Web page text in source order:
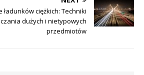
ciężkich: Techniki
dużych i nietypowych
przedmiotów